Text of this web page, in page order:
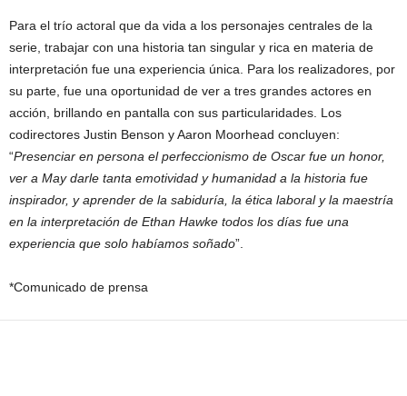
Para el trío actoral que da vida a los personajes centrales de la
serie, trabajar con una historia tan singular y rica en materia de
interpretación fue una experiencia única. Para los realizadores, por
su parte, fue una oportunidad de ver a tres grandes actores en
acción, brillando en pantalla con sus particularidades. Los
codirectores Justin Benson y Aaron Moorhead concluyen:
“Presenciar en persona el perfeccionismo de Oscar fue un honor,
ver a May darle tanta emotividad y humanidad a la historia fue
inspirador, y aprender de la sabiduría, la ética laboral y la maestría
en la interpretación de Ethan Hawke todos los días fue una
experiencia que solo habíamos soñado”.
*Comunicado de prensa